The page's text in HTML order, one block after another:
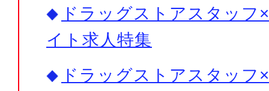
ドラッグストアスタッフ
イト求人特集
ドラッグストアスタッフ